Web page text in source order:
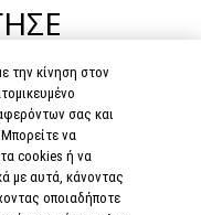
LIP
χειλιών για το
με πιο attitude;
colour εφαρμογή
την κίνηση στον
σας και
να
τα cookies ή να
με αυτά, κάνοντας
οποιαδήποτε